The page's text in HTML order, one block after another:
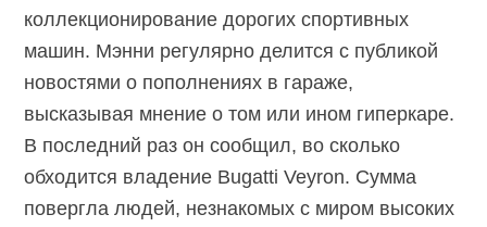
коллекционирование дорогих спортивных
машин. Мэнни регулярно делится с публикой
новостями о пополнениях в гараже,
высказывая мнение о том или ином гиперкаре.
В последний раз он сообщил, во сколько
обходится владение Bugatti Veyron. Сумма
повергла людей, незнакомых с миром высоких